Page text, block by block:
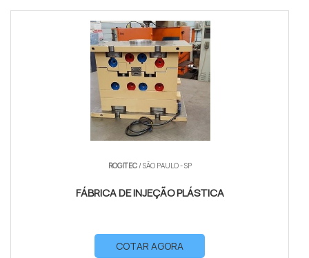
ROGITEC/ SÃO PAULO - SP
FÁBRICA DE INJEÇÃO PLÁSTICA
COTAR AGORA